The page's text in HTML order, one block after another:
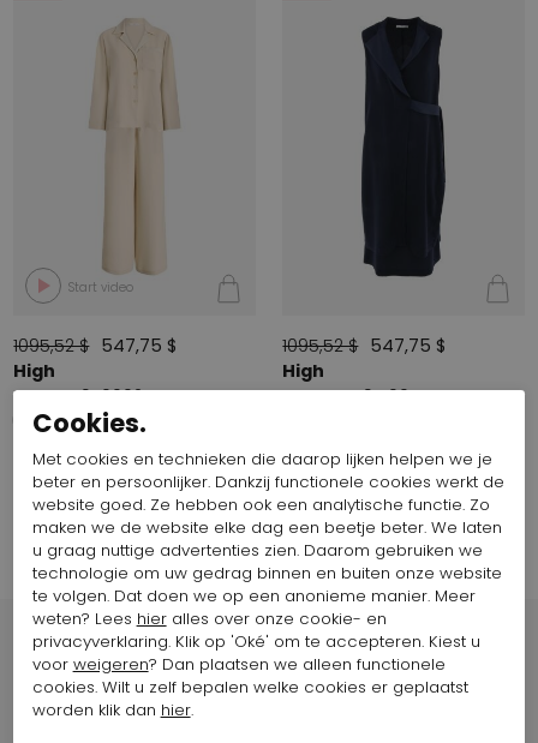
Start video
1095,52 $ 547,75 $
High
FINESSE 970002
1095,52 $ 547,75 $
High
OVATION 971001
Filter op
Cookies.
Met cookies en technieken die daarop lijken helpen we je
beter en persoonlijker. Dankzij functionele cookies werkt de
website goed. Ze hebben ook een analytische functie. Zo
maken we de website elke dag een beetje beter. We laten
u graag nuttige advertenties zien. Daarom gebruiken we
technologie om uw gedrag binnen en buiten onze website
te volgen. Dat doen we op een anonieme manier. Meer
weten? Lees hieralles over onze cookie- en
privacyverklaring. Klik op 'Oké' om te accepteren. Kiest u
voor weigeren? Dan plaatsen we alleen functionele
cookies. Wilt u zelf bepalen welke cookies er geplaatst
worden klik dan hier.